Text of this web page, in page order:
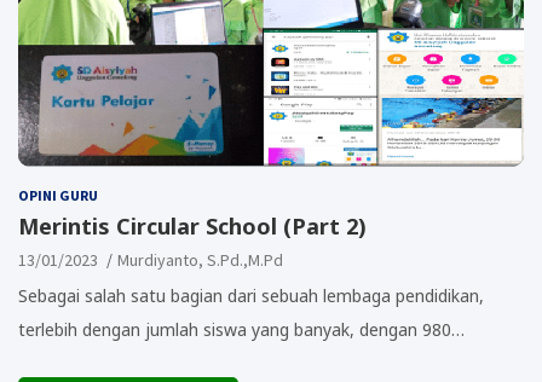
OPINI GURU
Merintis Circular School (Part 2)
13/01/2023 Murdiyanto, S.Pd.,M.Pd
Sebagai salah satu bagian dari sebuah lembaga pendidikan,
terlebih dengan jumlah siswa yang banyak, dengan 980…